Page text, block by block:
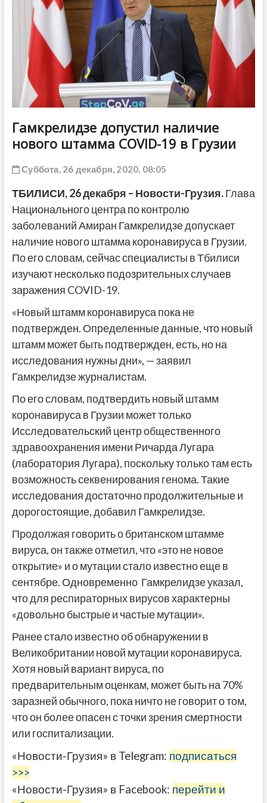
Гамкрелидзе допустил наличие
нового штамма COVID-19 в Грузии
Суббота, 26 декабря, 2020, 08:05
ТБИЛИСИ, 26 декабря – Новости-Грузия.Глава
Национального центра по контролю
заболеваний Амиран Гамкрелидзе допускает
наличие нового штамма коронавируса в Грузии.
По его словам, сейчас специалисты в Тбилиси
изучают несколько подозрительных случаев
заражения COVID-19.
«Новый штамм коронавируса пока не
подтвержден. Определенные данные, что новый
штамм может быть подтвержден, есть, но на
исследования нужны дни», — заявил
Гамкрелидзе журналистам.
По его словам, подтвердить новый штамм
коронавируса в Грузии может только
Исследовательский центр общественного
здравоохранения имени Ричарда Лугара
(лаборатория Лугара), поскольку только там есть
возможность секвенирования генома. Такие
исследования достаточно продолжительные и
дорогостоящие, добавил Гамкрелидзе.
Продолжая говорить о британском штамме
вируса, он также отметил, что «это не новое
открытие» и о мутации стало известно еще в
сентябре. Одновременно Гамкрелидзе указал,
что для респираторных вирусов характерны
«довольно быстрые и частые мутации».
Ранее стало известно об обнаружении в
Великобритании новой мутации коронавируса.
Хотя новый вариант вируса, по
предварительным оценкам, может быть на 70%
заразней обычного, пока ничто не говорит о том,
что он более опасен с точки зрения смертности
или госпитализации.
«Новости-Грузия» в Telegram: подписаться
>>>
«Новости-Грузия» в Facebook: перейти и